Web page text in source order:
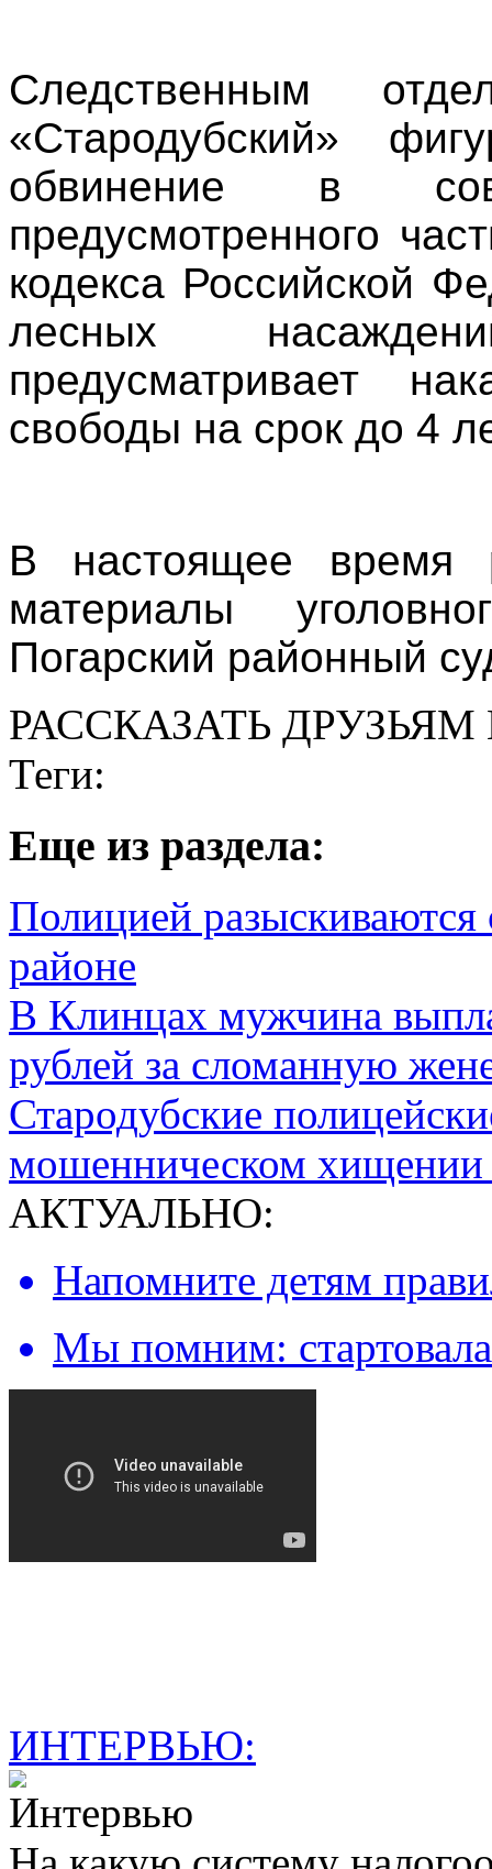
Следственным
«Стародубский»
обвинение в
предусмотренного
кодекса Российской
лесных
предусматривает
свободы на срок до 4
В настоящее время
материалы
Погарский районный
РАССКАЗАТЬ ДРУЗЬЯМ
Теги:
Eще из раздела:
Полицией
районе
В Клинцах мужчина
рублей за сломанную
Стародубские
мошенническом хищении
АКТУАЛЬНО:
Напомните детям
Мы помним:
ИНТЕРВЬЮ: